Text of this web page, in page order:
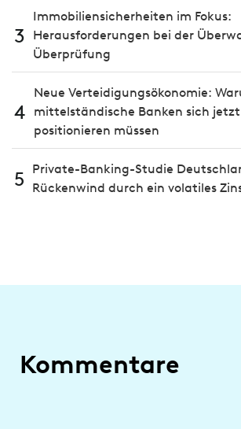
3
Immobiliensicherheiten im Fokus:
Herausforderungen bei der
Überprüfung
4
Neue Verteidigungsökonomie:
mittelständische Banken sich
positionieren müssen
5
Private-Banking-Studie
Rückenwind durch ein volatiles
Kommentare